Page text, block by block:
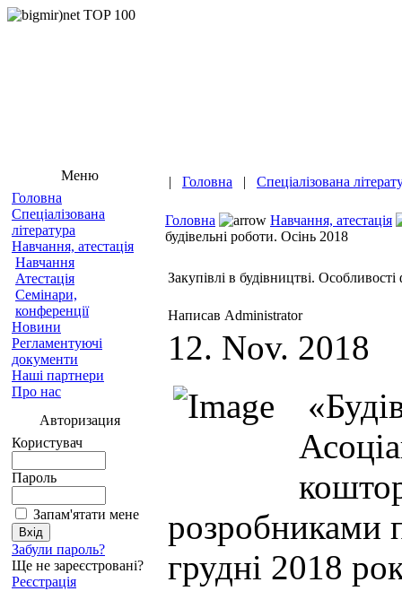
Меню
Головна
Спеціалізована
література
Навчання, атестація
Навчання
Атестація
Семінари,
конференції
Новини
Регламентуючі
документи
Наші партнери
Про нас
Авторизация
Користувач
Пароль
Запам'ятати мене
Забули пароль?
Ще не зареєстровані?
Реєстрація
| Головна | Спеціалізована
Головна
Навчання, атестація
будівельні роботи. Осінь 2018
Закупівлі в будівництві.
Написав Administrator
12. Nov. 2018
розробниками
грудні 2018